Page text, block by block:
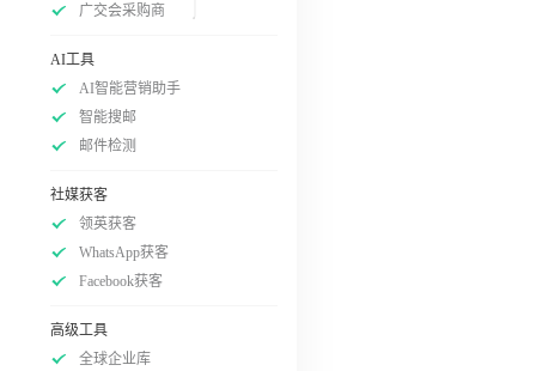
广交会采购商
AI工具
AI智能营销助手
智能搜邮
邮件检测
社媒获客
领英获客
WhatsApp获客
Facebook获客
高级工具
全球企业库